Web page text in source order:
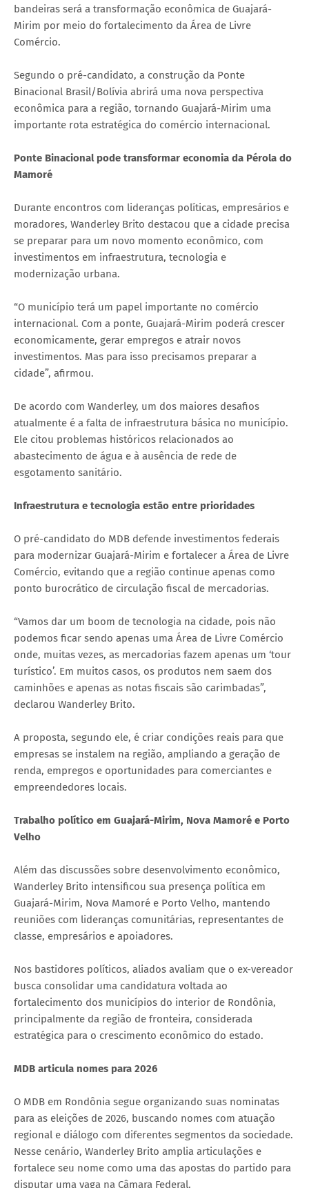
bandeiras será a transformação econômica de Guajará-
Mirim por meio do fortalecimento da Área de Livre
Comércio.
Segundo o pré-candidato, a construção da Ponte
Binacional Brasil/Bolívia abrirá uma nova perspectiva
econômica para a região, tornando Guajará-Mirim uma
importante rota estratégica do comércio internacional.
Ponte Binacional pode transformar economia da Pérola do
Mamoré
Durante encontros com lideranças políticas, empresários e
moradores, Wanderley Brito destacou que a cidade precisa
se preparar para um novo momento econômico, com
investimentos em infraestrutura, tecnologia e
modernização urbana.
“O município terá um papel importante no comércio
internacional. Com a ponte, Guajará-Mirim poderá crescer
economicamente, gerar empregos e atrair novos
investimentos. Mas para isso precisamos preparar a
cidade”, afirmou.
De acordo com Wanderley, um dos maiores desafios
atualmente é a falta de infraestrutura básica no município.
Ele citou problemas históricos relacionados ao
abastecimento de água e à ausência de rede de
esgotamento sanitário.
Infraestrutura e tecnologia estão entre prioridades
O pré-candidato do MDB defende investimentos federais
para modernizar Guajará-Mirim e fortalecer a Área de Livre
Comércio, evitando que a região continue apenas como
ponto burocrático de circulação fiscal de mercadorias.
“Vamos dar um boom de tecnologia na cidade, pois não
podemos ficar sendo apenas uma Área de Livre Comércio
onde, muitas vezes, as mercadorias fazem apenas um ‘tour
turístico’. Em muitos casos, os produtos nem saem dos
caminhões e apenas as notas fiscais são carimbadas”,
declarou Wanderley Brito.
A proposta, segundo ele, é criar condições reais para que
empresas se instalem na região, ampliando a geração de
renda, empregos e oportunidades para comerciantes e
empreendedores locais.
Trabalho político em Guajará-Mirim, Nova Mamoré e Porto
Velho
Além das discussões sobre desenvolvimento econômico,
Wanderley Brito intensificou sua presença política em
Guajará-Mirim, Nova Mamoré e Porto Velho, mantendo
reuniões com lideranças comunitárias, representantes de
classe, empresários e apoiadores.
Nos bastidores políticos, aliados avaliam que o ex-vereador
busca consolidar uma candidatura voltada ao
fortalecimento dos municípios do interior de Rondônia,
principalmente da região de fronteira, considerada
estratégica para o crescimento econômico do estado.
MDB articula nomes para 2026
O MDB em Rondônia segue organizando suas nominatas
para as eleições de 2026, buscando nomes com atuação
regional e diálogo com diferentes segmentos da sociedade.
Nesse cenário, Wanderley Brito amplia articulações e
fortalece seu nome como uma das apostas do partido para
disputar uma vaga na Câmara Federal.